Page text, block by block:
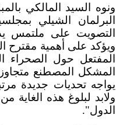
ونوه السيد المالكي
التصويت على ملتمس
ويؤكد على أهمية مقترح
المفتعل حول الصحراء
المشكل المصطنع
يواجه تحديات جديدة
ولابد لبلوغ هذه
الدول".